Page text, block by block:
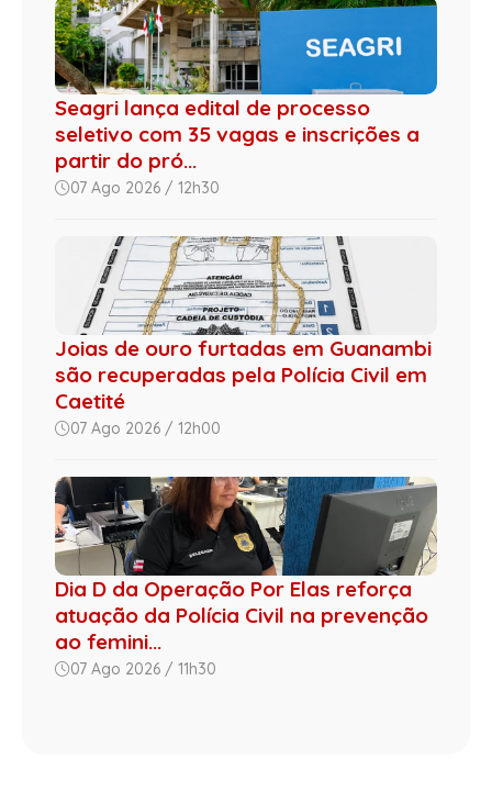
Seagri lança edital de processo
seletivo com 35 vagas e inscrições a
partir do pró...
07 Ago 2026 / 12h30
Joias de ouro furtadas em Guanambi
são recuperadas pela Polícia Civil em
Caetité
07 Ago 2026 / 12h00
Dia D da Operação Por Elas reforça
atuação da Polícia Civil na prevenção
ao femini...
07 Ago 2026 / 11h30